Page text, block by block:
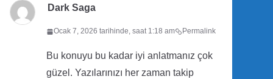
Dark Saga
Ocak 7, 2026 tarihinde, saat 1:18 am Permalink
Bu konuyu bu kadar iyi anlatmanız çok
güzel. Yazılarınızı her zaman takip